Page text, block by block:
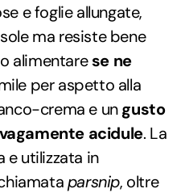
e foglie allungate,
ma resiste bene
alimentarese ne
per aspetto alla
crema e ungusto
acidule. La
e utilizzata in
parsnip, oltre